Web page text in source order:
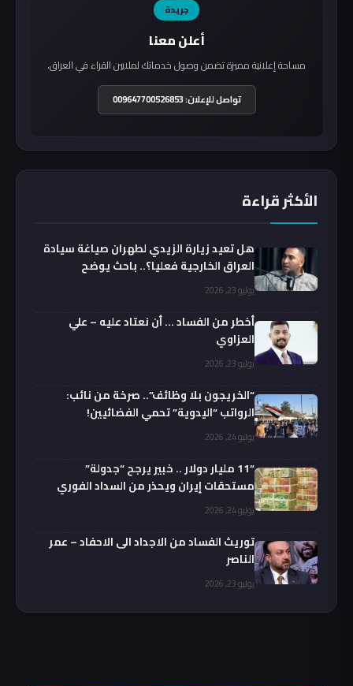
جريدة
أعلن معنا
مساحة إعلانية مميزة تضمن وصول خدماتك لملايين القراء في العراق.
تواصل للإعلان: 009647700526853
الأكثر قراءة
هل تعيد زيارة الزيدي لطهران صياغة سيادة
العراق الخارجية فعليا؟.. باحث يوضح
يوليو 23, 2026
أخطر من الفساد … أن نعتاد عليه – علي
العزاوي
يوليو 23, 2026
“الخريجون بلا وظائف”.. صرخة من نائب:
الرواتب “اليدوية” تحمي الفضائيين!
يوليو 24, 2026
“11 مليار دولار .. خبير يرجح “جدولة”
مستحقات إيران ويحذر من السداد الفوري
يوليو 24, 2026
توريث الفساد من الاجداد الى الاحفاد – عمر
الناصر
يوليو 23, 2026